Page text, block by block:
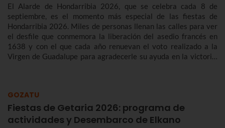
El Alarde de Hondarribia 2026, que se celebra cada 8 de
septiembre, es el momento más especial de las fiestas de
Hondarribia 2026. Miles de personas llenan las calles para ver
el desfile que conmemora la liberación del asedio francés en
1638 y con el que cada año renuevan el voto realizado a la
Virgen de Guadalupe para agradecerle su ayuda en la victoria.
septiembre.
GOZATU
Fiestas de Getaria 2026: programa de
actividades y Desembarco de Elkano